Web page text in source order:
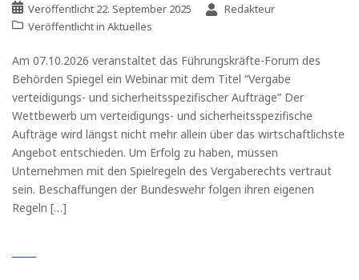
Veröffentlicht 22. September 2025
Redakteur
Veröffentlicht in Aktuelles
Am 07.10.2026 veranstaltet das Führungskräfte-Forum des
Behörden Spiegel ein Webinar mit dem Titel “Vergabe
verteidigungs- und sicherheitsspezifischer Aufträge” Der
Wettbewerb um verteidigungs- und sicherheitsspezifische
Aufträge wird längst nicht mehr allein über das wirtschaftlichste
Angebot entschieden. Um Erfolg zu haben, müssen
Unternehmen mit den Spielregeln des Vergaberechts vertraut
sein. Beschaffungen der Bundeswehr folgen ihren eigenen
Regeln […]